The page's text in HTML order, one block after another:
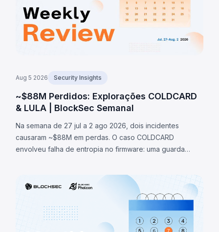
Aug 5 2026 Security Insights
~$88M Perdidos: Explorações COLDCARD
& LULA | BlockSec Semanal
Na semana de 27 jul a 2 ago 2026, dois incidentes
causaram ~$88M em perdas. O caso COLDCARD
envolveu falha de entropia no firmware: uma guarda
determinístico, permitindo recuperar seeds e roubar
~1.370 BTC (~$88M). O token LULA na BNB Chain perdeu
~$578K por falha lógica que permitia acionar `recycle()`,
drenando liquidez da PancakeSwap V2.